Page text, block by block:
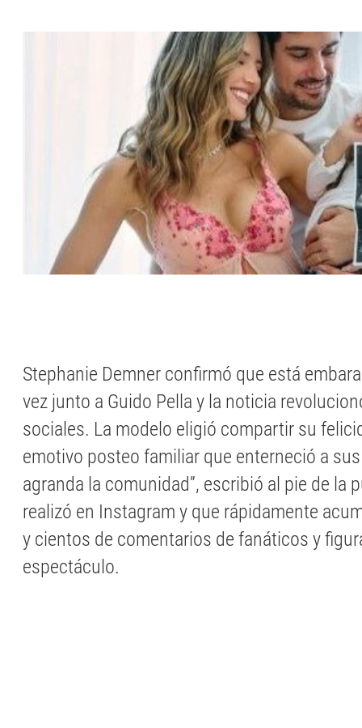
Stephanie Demner confirmó que está
vez junto a Guido Pella y la noticia
sociales. La modelo eligió compartir su
emotivo posteo familiar que enterneció a
agranda la comunidad”, escribió al pie de la
realizó en Instagram y que rápidamente
y cientos de comentarios de fanáticos y
espectáculo.